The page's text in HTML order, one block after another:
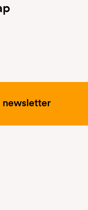
newsletter